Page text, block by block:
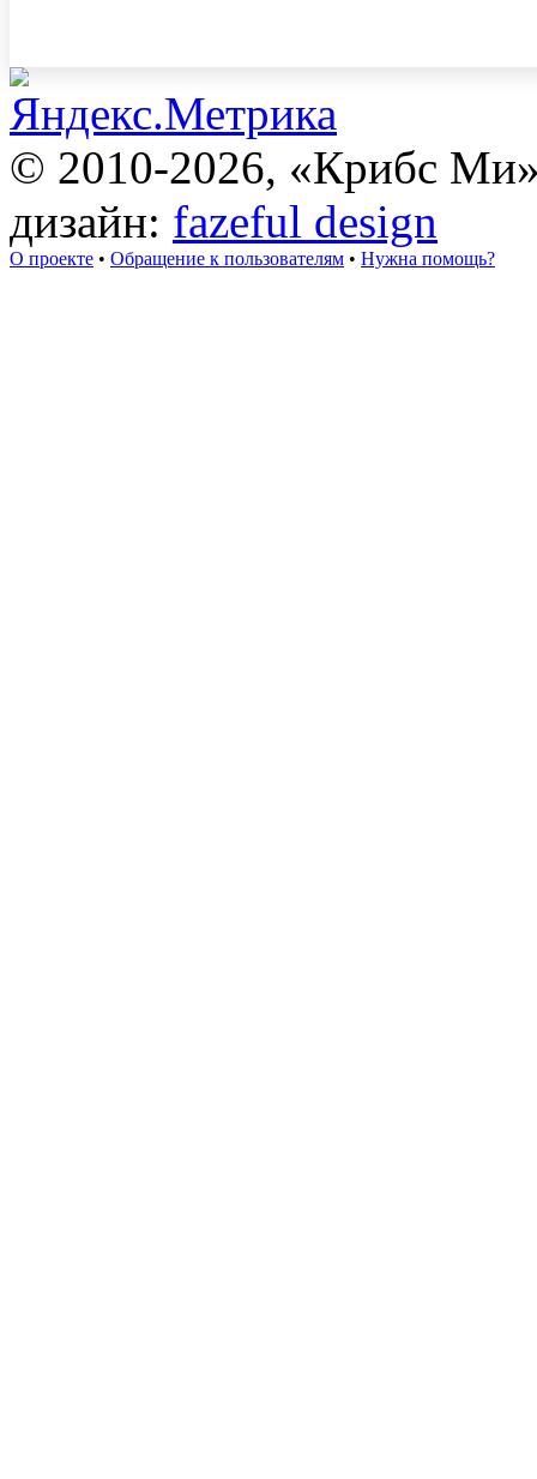
© 2010-2026, «Крибс
дизайн: fazeful design
О проекте • Обращение к пользователям • Нужна помощь?